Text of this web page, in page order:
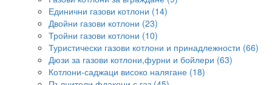
Единични газови котлони (14)
Двойни газови котлони (23)
Тройни газови котлони (10)
Туристически газови котлони и принадлежности (66)
Дюзи за газови котлони,фурни и бойлери (63)
Котлони-саджаци високо налягане (18)